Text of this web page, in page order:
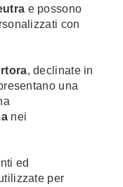
e possono
con
, declinate in
una
nei
ed
per